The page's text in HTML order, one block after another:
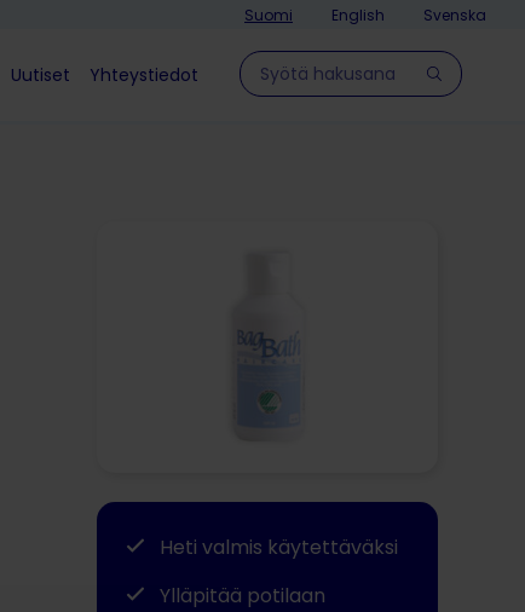
Suomi English Svenska
Uutiset
Yhteystiedot
Hae sivulla
Heti valmis käytettäväksi
Ylläpitää potilaan